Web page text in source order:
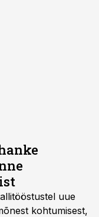
uue
kohtumisest,